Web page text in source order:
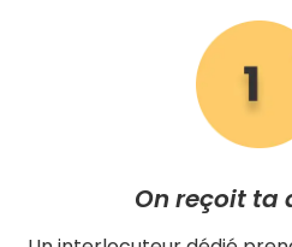
On reçoit ta